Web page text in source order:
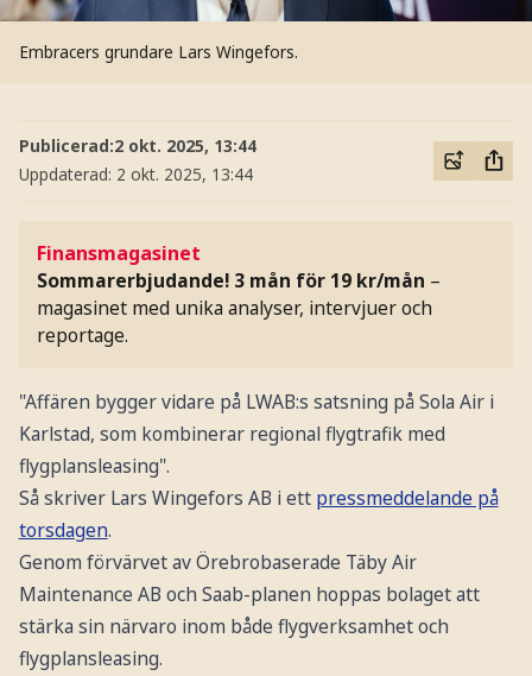
Embracers grundare Lars Wingefors.
Publicerad:2 okt. 2025, 13:44
Uppdaterad: 2 okt. 2025, 13:44
Finansmagasinet
Sommarerbjudande! 3 mån för 19 kr/mån –
magasinet med unika analyser, intervjuer och
reportage.
"Affären bygger vidare på LWAB:s satsning på Sola Air i
Karlstad, som kombinerar regional flygtrafik med
flygplansleasing".
Så skriver Lars Wingefors AB i ett pressmeddelande på
torsdagen.
Genom förvärvet av Örebrobaserade Täby Air
Maintenance AB och Saab-planen hoppas bolaget att
stärka sin närvaro inom både flygverksamhet och
flygplansleasing.